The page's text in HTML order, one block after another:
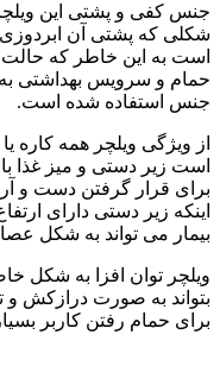
جنس کفی و پشتی این
است به این خاطر که حالت
حمام و سرویس بهداشتی به
جنس استفاده شده است.
از ویژگی ویلچر همه کاره
است زیر دستی و میز غذا
برای قرار گرفتن دست و
اینکه زیر دستی دارای
بیمار می تواند به شکل
ویلچر توان افزا به شکل
بتواند به صورت درازکش
برای حمام رفتن کاربر